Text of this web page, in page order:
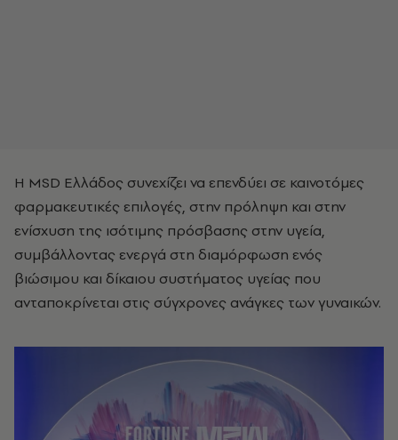
Η MSD Ελλάδος συνεχίζει να επενδύει σε καινοτόμες
φαρμακευτικές επιλογές, στην πρόληψη και στην
ενίσχυση της ισότιμης πρόσβασης στην υγεία,
συμβάλλοντας ενεργά στη διαμόρφωση ενός
βιώσιμου και δίκαιου συστήματος υγείας που
ανταποκρίνεται στις σύγχρονες ανάγκες των γυναικών.